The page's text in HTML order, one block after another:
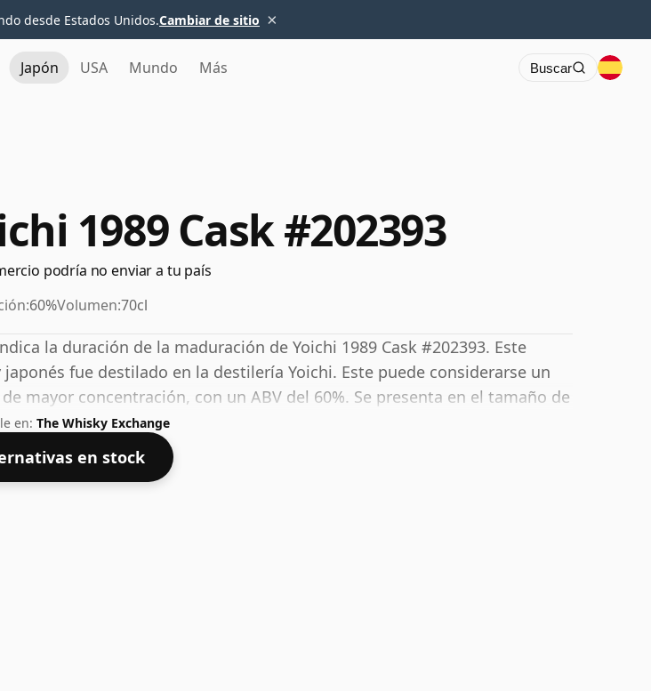
desde Estados Unidos.Cambiar de sitio ×
Japón USA Mundo Más Buscar
1989 Cask #202393
podría no enviar a tu país
60%Volumen:70cl
la duración de la maduración de Yoichi 1989 Cask #202393. Este
japonés fue destilado en la destilería Yoichi. Este puede considerarse un
mayor concentración, con un ABV del 60%. Se presenta en el tamaño de
habitual de 70 cl.
en: The Whisky Exchange
en stock